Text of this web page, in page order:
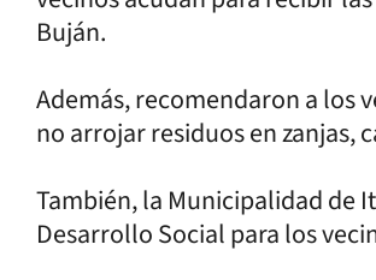
Buján.
Además, recomendaron a los
no arrojar residuos en zanjas,
También, la Municipalidad de
Desarrollo Social para los